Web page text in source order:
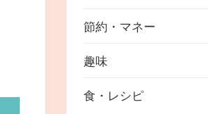
節約・マネー
趣味
食・レシピ